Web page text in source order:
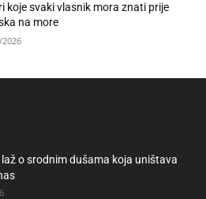
koje svaki vlasnik mora znati prije
na more
laž o srodnim dušama koja uništava